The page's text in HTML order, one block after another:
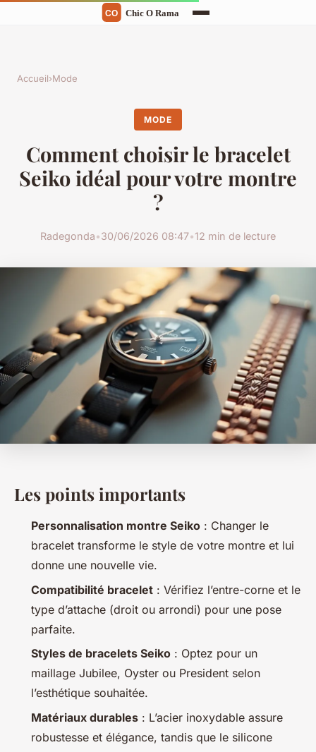
Accueil›Mode
MODE
Comment choisir le bracelet
Seiko idéal pour votre montre
?
Radegonda•30/06/2026 08:47•12 min de lecture
Les points importants
Personnalisation montre Seiko : Changer le
bracelet transforme le style de votre montre et lui
donne une nouvelle vie.
Compatibilité bracelet : Vérifiez l’entre-corne et le
type d’attache (droit ou arrondi) pour une pose
parfaite.
Styles de bracelets Seiko : Optez pour un
maillage Jubilee, Oyster ou President selon
l’esthétique souhaitée.
Matériaux durables : L’acier inoxydable assure
robustesse et élégance, tandis que le silicone